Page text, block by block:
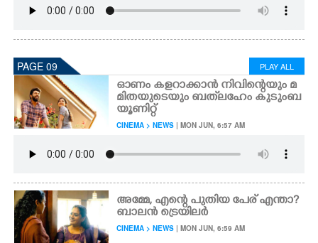
PAGE 09 PLAY ALL
ഓ​ണം​ ​ക​ള​റാ​ക്കാ​ൻ​ നി​വി​ന്റെ​യും മ​
മി​ത​യു​ടെ​യും ബ​ത്‌ല​ഹേം​ ​കു​ടും​ബ​
​യൂ​ണിറ്റ്
CINEMA > NEWS | MON JUN, 6:57 AM
അ​മ്മേ,​ ​എ​ന്റെ​ ​പു​തി​യ​ ​പേ​ര് ​എ​ന്താ?
ബാ​ലൻ ​ട്രെ​യി​ലർ
CINEMA > NEWS | MON JUN, 6:59 AM